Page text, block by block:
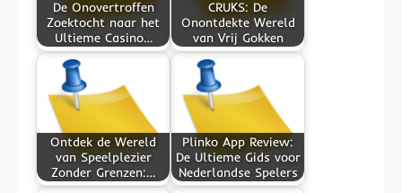
De Onovertroffen
Zoektocht naar het
Ultieme Casino…
CRUKS: De
Onontdekte Wereld
van Vrij Gokken
Ontdek de Wereld
van Speelplezier
Zonder Grenzen:…
Plinko App Review:
De Ultieme Gids voor
Nederlandse Spelers